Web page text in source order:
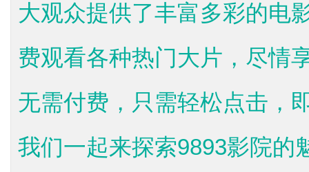
大观众提供了丰富多彩的电
费观看各种热门大片，尽情
无需付费，只需轻松点击，
我们一起来探索9893影院的